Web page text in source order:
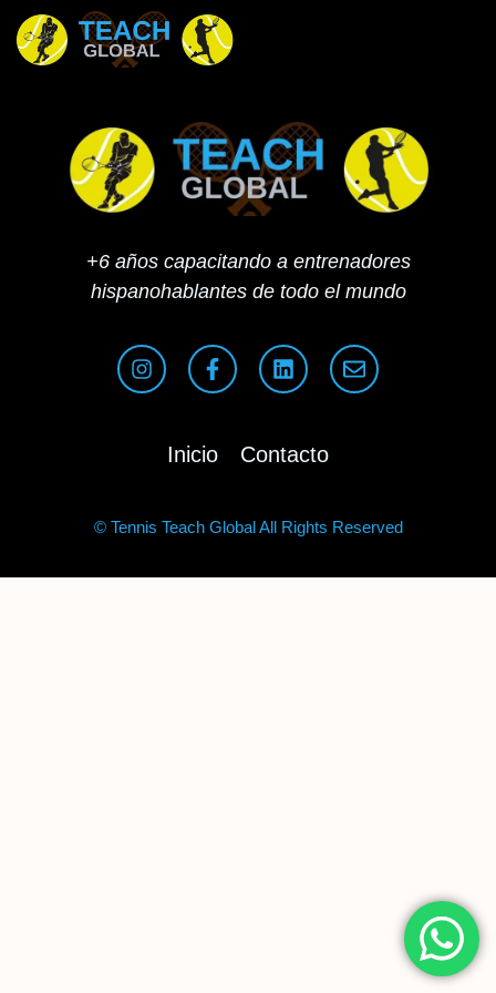
+6 años capacitando a entrenadores
hispanohablantes de todo el mundo
Inicio Contacto
© Tennis Teach Global All Rights Reserved